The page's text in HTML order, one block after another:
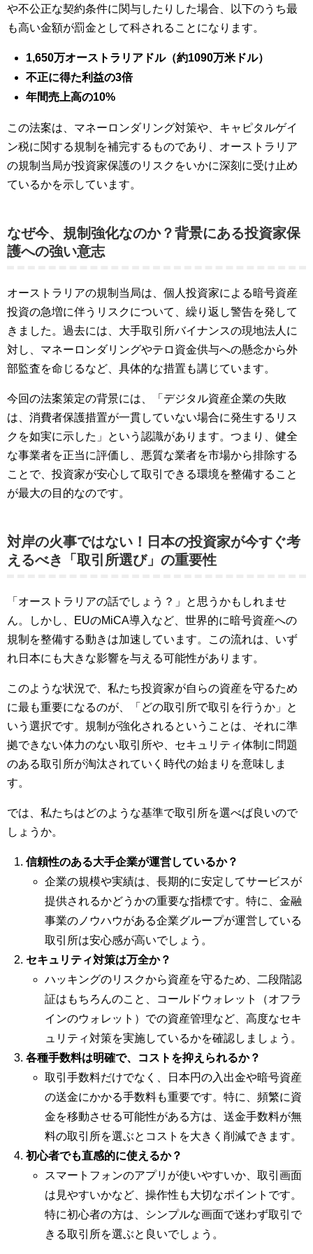
や不公正な契約条件に関与したりした場合、以下のうち最
も高い金額が罰金として科されることになります。
1,650万オーストラリアドル（約1090万米ドル）
不正に得た利益の3倍
年間売上高の10%
この法案は、マネーロンダリング対策や、キャピタルゲイ
ン税に関する規制を補完するものであり、オーストラリア
の規制当局が投資家保護のリスクをいかに深刻に受け止め
ているかを示しています。
なぜ今、規制強化なのか？背景にある投資家保
護への強い意志
オーストラリアの規制当局は、個人投資家による暗号資産
投資の急増に伴うリスクについて、繰り返し警告を発して
きました。過去には、大手取引所バイナンスの現地法人に
対し、マネーロンダリングやテロ資金供与への懸念から外
部監査を命じるなど、具体的な措置も講じています。
今回の法案策定の背景には、「デジタル資産企業の失敗
は、消費者保護措置が一貫していない場合に発生するリス
クを如実に示した」という認識があります。つまり、健全
な事業者を正当に評価し、悪質な業者を市場から排除する
ことで、投資家が安心して取引できる環境を整備すること
が最大の目的なのです。
対岸の火事ではない！日本の投資家が今すぐ考
えるべき「取引所選び」の重要性
「オーストラリアの話でしょう？」と思うかもしれませ
ん。しかし、EUのMiCA導入など、世界的に暗号資産への
規制を整備する動きは加速しています。この流れは、いず
れ日本にも大きな影響を与える可能性があります。
このような状況で、私たち投資家が自らの資産を守るため
に最も重要になるのが、「どの取引所で取引を行うか」と
いう選択です。規制が強化されるということは、それに準
拠できない体力のない取引所や、セキュリティ体制に問題
のある取引所が淘汰されていく時代の始まりを意味しま
す。
では、私たちはどのような基準で取引所を選べば良いので
しょうか。
信頼性のある大手企業が運営しているか？
企業の規模や実績は、長期的に安定してサービスが
提供されるかどうかの重要な指標です。特に、金融
事業のノウハウがある企業グループが運営している
取引所は安心感が高いでしょう。
セキュリティ対策は万全か？
ハッキングのリスクから資産を守るため、二段階認
証はもちろんのこと、コールドウォレット（オフラ
インのウォレット）での資産管理など、高度なセキ
ュリティ対策を実施しているかを確認しましょう。
各種手数料は明確で、コストを抑えられるか？
取引手数料だけでなく、日本円の入出金や暗号資産
の送金にかかる手数料も重要です。特に、頻繁に資
金を移動させる可能性がある方は、送金手数料が無
料の取引所を選ぶとコストを大きく削減できます。
初心者でも直感的に使えるか？
スマートフォンのアプリが使いやすいか、取引画面
は見やすいかなど、操作性も大切なポイントです。
特に初心者の方は、シンプルな画面で迷わず取引で
きる取引所を選ぶと良いでしょう。